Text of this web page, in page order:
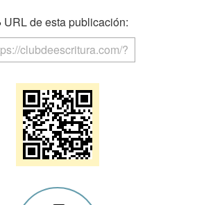
URL de esta publicación: